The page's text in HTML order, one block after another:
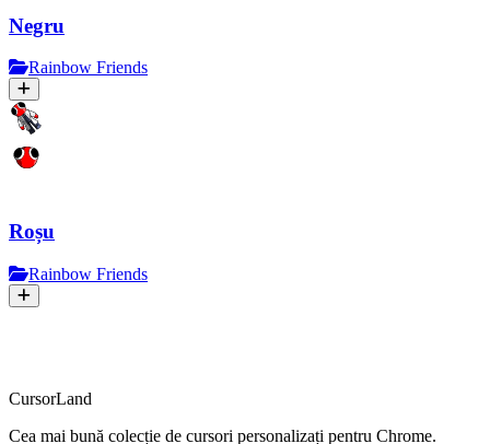
Negru
Rainbow Friends
Roșu
Rainbow Friends
CursorLand
Cea mai bună colecție de cursori personalizați pentru Chrome.